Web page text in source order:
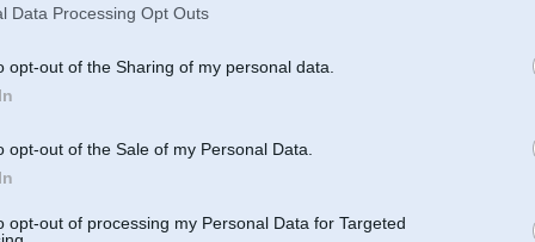
Data Processing Opt Outs
opt-out of the Sharing of my personal data.
opt-out of the Sale of my Personal Data.
opt-out of processing my Personal Data for Targeted
20:46
2015, 20:46
Aug 2015, 20:40
17 +